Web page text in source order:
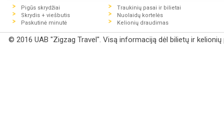
Pigūs skrydžiai
Skrydis + viešbutis
Paskutinė minutė
Traukinių pasai ir bilietai
Nuolaidų kortelės
Kelionių draudimas
© 2016 UAB "Zigzag Travel". Visą informaciją dėl bilietų ir